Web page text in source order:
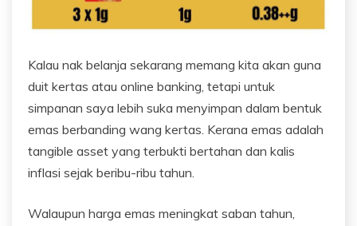
Kalau nak belanja sekarang memang kita akan guna
duit kertas atau online banking, tetapi untuk
simpanan saya lebih suka menyimpan dalam bentuk
emas berbanding wang kertas. Kerana emas adalah
tangible asset yang terbukti bertahan dan kalis
inflasi sejak beribu-ribu tahun.
Walaupun harga emas meningkat saban tahun,